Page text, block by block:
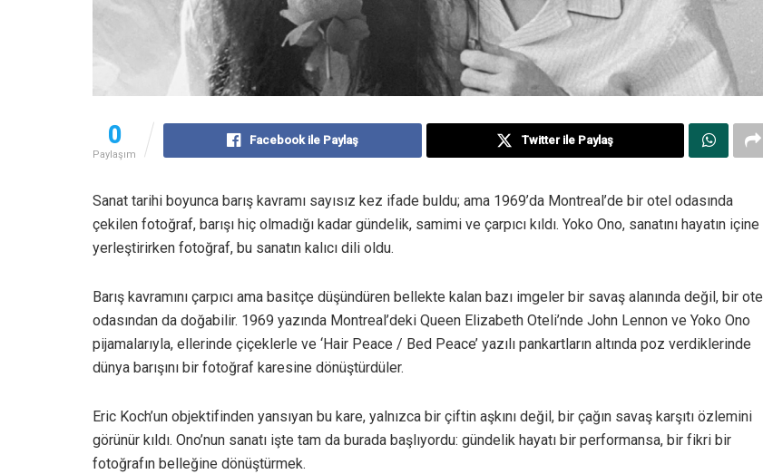
0
Paylaşım
Facebook ile Paylaş Twitter ile Paylaş
Sanat tarihi boyunca barış kavramı sayısız kez ifade buldu; ama 1969’da Montreal’de bir otel odasında
çekilen fotoğraf, barışı hiç olmadığı kadar gündelik, samimi ve çarpıcı kıldı. Yoko Ono, sanatını hayatın içine
yerleştirirken fotoğraf, bu sanatın kalıcı dili oldu.
Barış kavramını çarpıcı ama basitçe düşündüren bellekte kalan bazı imgeler bir savaş alanında değil, bir otel
odasından da doğabilir. 1969 yazında Montreal’deki Queen Elizabeth Oteli’nde John Lennon ve Yoko Ono
pijamalarıyla, ellerinde çiçeklerle ve ‘Hair Peace / Bed Peace’ yazılı pankartların altında poz verdiklerinde
dünya barışını bir fotoğraf karesine dönüştürdüler.
Eric Koch’un objektifinden yansıyan bu kare, yalnızca bir çiftin aşkını değil, bir çağın savaş karşıtı özlemini
görünür kıldı. Ono’nun sanatı işte tam da burada başlıyordu: gündelik hayatı bir performansa, bir fikri bir
fotoğrafın belleğine dönüştürmek.